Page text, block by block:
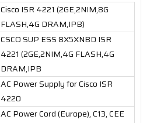
Cisco ISR 4221 (2GE,2NIM,8G
FLASH,4G DRAM,IPB)
CSCO SUP ESS 8X5XNBD ISR
4221 (2GE,2NIM,4G FLASH,4G
DRAM,IPB
AC Power Supply for Cisco ISR
4220
AC Power Cord (Europe), C13, CEE